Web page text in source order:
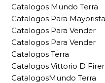
Catalogos Mundo Terra
Catalogos Para Mayorista
Catalogos Para Vender
Catalogos Para Vender
Catalogos Terra
Catalogos Vittorio D
CatalogosMundo Terra